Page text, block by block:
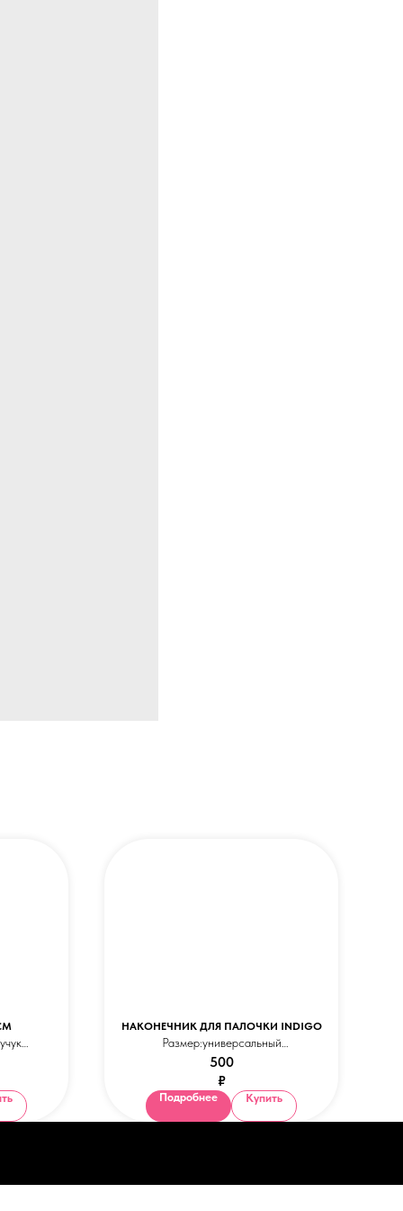
немного
НАКОНЕЧНИК ДЛЯ ПАЛОЧКИ INDIGO
Размер:универсальный
Оттенки изделия в каталоге могут немного
отличаться от цвета в реальности.
500
₽
Подробнее Купить